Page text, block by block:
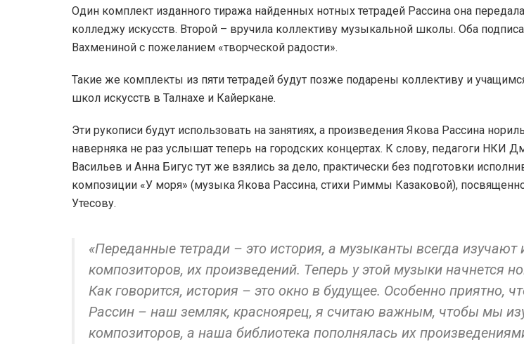
Один комплект изданного тиража найденных нотных тетрадей Рассина она
колледжу искусств. Второй – вручила коллективу музыкальной школы. Оба
Вахмениной с пожеланием «творческой радости».
Такие же комплекты из пяти тетрадей будут позже подарены коллективу и
школ искусств в Талнахе и Кайеркане.
Эти рукописи будут использовать на занятиях, а произведения Якова Рассина
наверняка не раз услышат теперь на городских концертах. К слову, педагоги НКИ
Васильев и Анна Бигус тут же взялись за дело, практически без подготовки
композиции «У моря» (музыка Якова Рассина, стихи Риммы Казаковой),
Утесову.
«Переданные тетради – это история, а музыканты всегда изучают
композиторов, их произведений. Теперь у этой музыки начнется
Как говорится, история – это окно в будущее. Особенно приятно,
Рассин – наш земляк, красноярец, я считаю важным, чтобы мы
композиторов, а наша библиотека пополнялась их